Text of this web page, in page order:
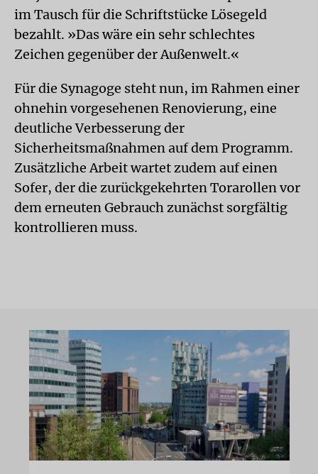
im Tausch für die Schriftstücke Lösegeld
bezahlt. »Das wäre ein sehr schlechtes
Zeichen gegenüber der Außenwelt.«
Für die Synagoge steht nun, im Rahmen einer
ohnehin vorgesehenen Renovierung, eine
deutliche Verbesserung der
Sicherheitsmaßnahmen auf dem Programm.
Zusätzliche Arbeit wartet zudem auf einen
Sofer, der die zurückgekehrten Torarollen vor
dem erneuten Gebrauch zunächst sorgfältig
kontrollieren muss.